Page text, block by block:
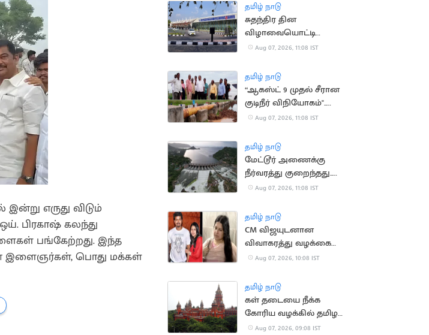
இன்று எருது விடும்
பிரகாஷ் கலந்து
பங்கேற்றது. இந்த
இளைஞர்கள், பொது மக்கள்
தமிழ் நாடு
சுதந்திர தின
விழாவையொட்டி
விமான நிலையத்துக்கு
செல்ல தடை
Aug 07, 2026, 11:08 IST
தமிழ் நாடு
“ஆகஸ்ட் 9 முதல் சீரான
குடிநீர் விநியோகம்"..
தூத்துக்குடி மேயர் உறுதி
Aug 07, 2026, 11:08 IST
தமிழ் நாடு
மேட்டூர் அணைக்கு
நீர்வரத்து குறைந்தது..
13,674 கன அடியாக சரிவு
Aug 07, 2026, 11:08 IST
தமிழ் நாடு
CM விஜயுடனான
விவாகரத்து வழக்கை
வாபஸ் வாங்கினார்
Aug 07, 2026, 10:08 IST
தமிழ் நாடு
கள் தடையை நீக்க
கோரிய வழக்கில் தமிழக
அரசு பதிலளிக்க
Aug 07, 2026, 09:08 IST